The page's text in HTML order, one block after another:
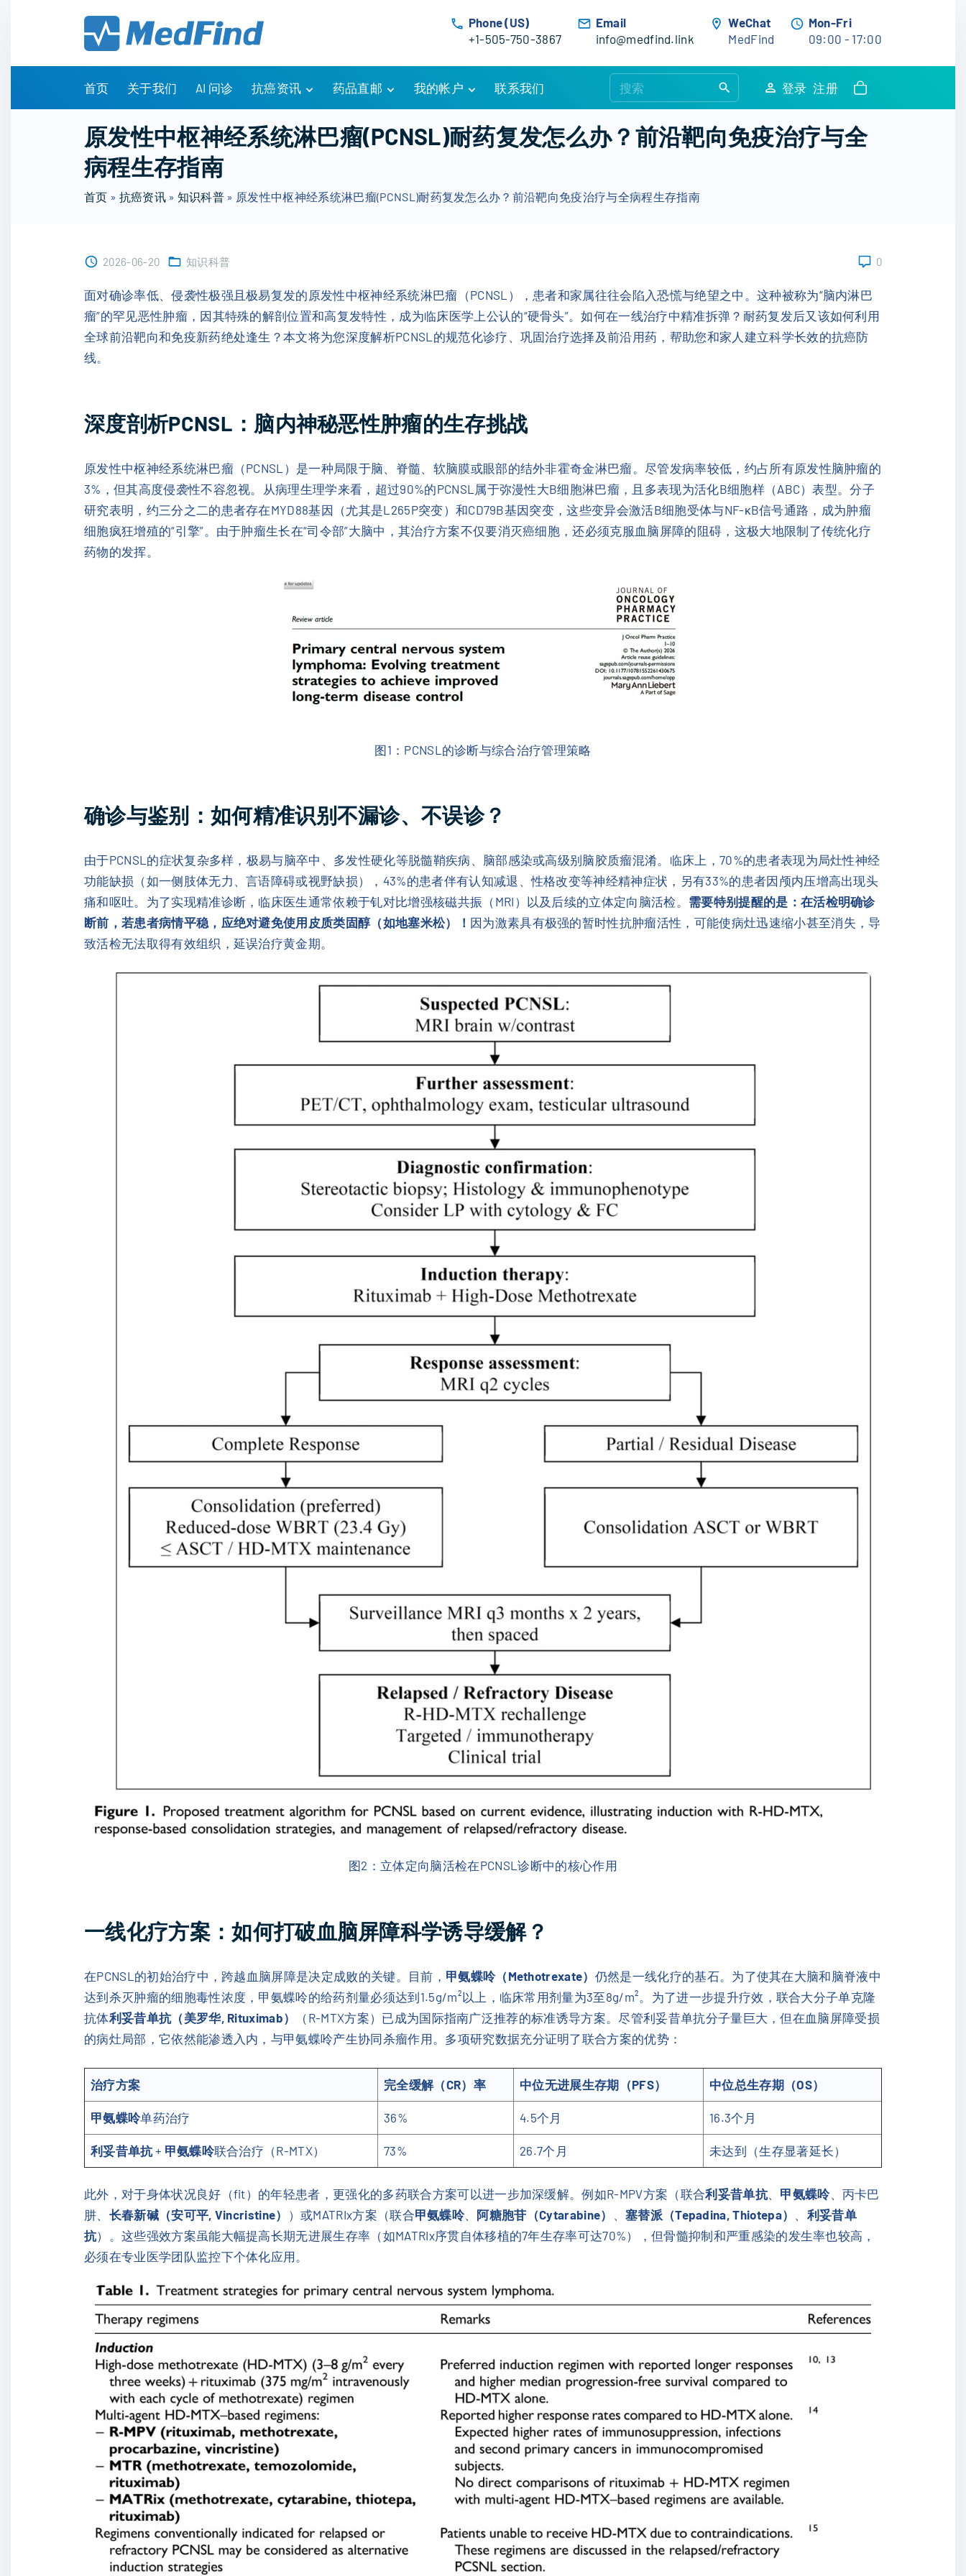
Phone (US)
+1-505-750-3867
Email
info@medfind.link
WeChat
MedFind
Mon-Fri
09:00 - 17:00
首页 关于我们 AI 问诊 抗癌资讯
有问有答
诊疗指南
医改政策
药品直邮
购物车
订单追踪
常见问题
我的帐户
账户详情
我的订单
联系我们
e
r
登录 注册
原发性中枢神经系统淋巴瘤(PCNSL)耐药复发怎么办？前沿靶向免疫治疗与全
病程生存指南
首页 » 抗癌资讯» 知识科普 » 原发性中枢神经系统淋巴瘤(PCNSL)耐药复发怎么办？前沿靶向免疫治疗与全病程生存指南
2026-06-20 知识科普 0
面对确诊率低、侵袭性极强且极易复发的原发性中枢神经系统淋巴瘤（PCNSL），患者和家属往往会陷入恐慌与绝望之中。这种被称为“脑内淋巴
瘤”的罕见恶性肿瘤，因其特殊的解剖位置和高复发特性，成为临床医学上公认的“硬骨头”。如何在一线治疗中精准拆弹？耐药复发后又该如何利用
全球前沿靶向和免疫新药绝处逢生？本文将为您深度解析PCNSL的规范化诊疗、巩固治疗选择及前沿用药，帮助您和家人建立科学长效的抗癌防
线。
深度剖析PCNSL：脑内神秘恶性肿瘤的生存挑战
原发性中枢神经系统淋巴瘤（PCNSL）是一种局限于脑、脊髓、软脑膜或眼部的结外非霍奇金淋巴瘤。尽管发病率较低，约占所有原发性脑肿瘤的
3%，但其高度侵袭性不容忽视。从病理生理学来看，超过90%的PCNSL属于弥漫性大B细胞淋巴瘤，且多表现为活化B细胞样（ABC）表型。分子
研究表明，约三分之二的患者存在MYD88基因（尤其是L265P突变）和CD79B基因突变，这些变异会激活B细胞受体与NF-κB信号通路，成为肿瘤
细胞疯狂增殖的“引擎”。由于肿瘤生长在“司令部”大脑中，其治疗方案不仅要消灭癌细胞，还必须克服血脑屏障的阻碍，这极大地限制了传统化疗
药物的发挥。
图1：PCNSL的诊断与综合治疗管理策略
确诊与鉴别：如何精准识别不漏诊、不误诊？
由于PCNSL的症状复杂多样，极易与脑卒中、多发性硬化等脱髓鞘疾病、脑部感染或高级别脑胶质瘤混淆。临床上，70%的患者表现为局灶性神经
功能缺损（如一侧肢体无力、言语障碍或视野缺损），43%的患者伴有认知减退、性格改变等神经精神症状，另有33%的患者因颅内压增高出现头
痛和呕吐。为了实现精准诊断，临床医生通常依赖于钆对比增强核磁共振（MRI）以及后续的立体定向脑活检。 需要特别提醒的是：在活检明确诊
断前，若患者病情平稳，应绝对避免使用皮质类固醇（如地塞米松）！ 因为激素具有极强的暂时性抗肿瘤活性，可能使病灶迅速缩小甚至消失，导
致活检无法取得有效组织，延误治疗黄金期。
图2：立体定向脑活检在PCNSL诊断中的核心作用
一线化疗方案：如何打破血脑屏障科学诱导缓解？
在PCNSL的初始治疗中，跨越血脑屏障是决定成败的关键。目前， 甲氨蝶呤（Methotrexate） 仍然是一线化疗的基石。为了使其在大脑和脑脊液中
达到杀灭肿瘤的细胞毒性浓度，甲氨蝶呤的给药剂量必须达到1.5g/m²以上，临床常用剂量为3至8g/m²。为了进一步提升疗效，联合大分子单克隆
抗体利妥昔单抗（美罗华, Rituximab）
（R-MTX方案）已成为国际指南广泛推荐的标准诱导方案。尽管利妥昔单抗分子量巨大，但在血脑屏障受损
的病灶局部，它依然能渗透入内，与甲氨蝶呤产生协同杀瘤作用。多项研究数据充分证明了联合方案的优势：
治疗方案 完全缓解（CR）率 中位无进展生存期（PFS） 中位总生存期（OS）
甲氨蝶呤单药治疗 36% 4.5个月 16.3个月
利妥昔单抗 + 甲氨蝶呤联合治疗（R-MTX） 73% 26.7个月 未达到（生存显著延长）
此外，对于身体状况良好（fit）的年轻患者，更强化的多药联合方案可以进一步加深缓解。例如R-MPV方案（联合利妥昔单抗、 甲氨蝶呤、丙卡巴
肼、 长春新碱（安可平, Vincristine） ）或MATRIx方案（联合甲氨蝶呤、 阿糖胞苷（Cytarabine） 塞替派（Tepadina, Thiotepa）
利妥昔单
抗）。这些强效方案虽能大幅提高长期无进展生存率（如MATRIx序贯自体移植的7年生存率可达70%），但骨髓抑制和严重感染的发生率也较高，
必须在专业医学团队监控下个体化应用。